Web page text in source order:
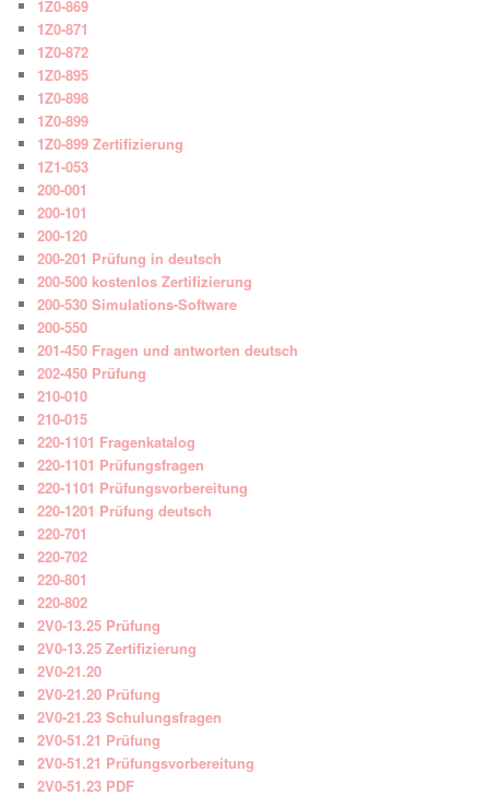
1Z0-869
1Z0-871
1Z0-872
1Z0-895
1Z0-898
1Z0-899
1Z0-899 Zertifizierung
1Z1-053
200-001
200-101
200-120
200-201 Prüfung in deutsch
200-500 kostenlos Zertifizierung
200-530 Simulations-Software
200-550
201-450 Fragen und antworten deutsch
202-450 Prüfung
210-010
210-015
220-1101 Fragenkatalog
220-1101 Prüfungsfragen
220-1101 Prüfungsvorbereitung
220-1201 Prüfung deutsch
220-701
220-702
220-801
220-802
2V0-13.25 Prüfung
2V0-13.25 Zertifizierung
2V0-21.20
2V0-21.20 Prüfung
2V0-21.23 Schulungsfragen
2V0-51.21 Prüfung
2V0-51.21 Prüfungsvorbereitung
2V0-51.23 PDF